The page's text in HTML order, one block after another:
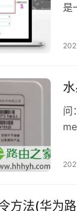
是
问
方法(华为